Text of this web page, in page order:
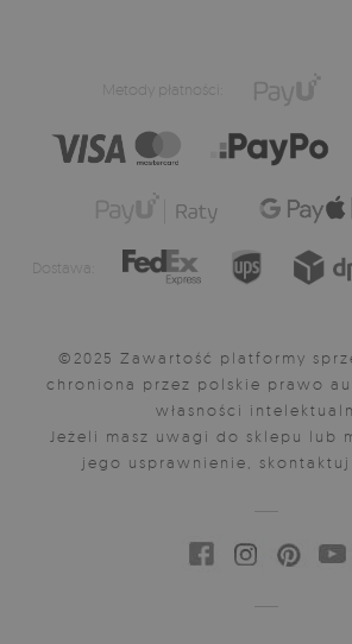
Metody płatności:
Dostawa:
©2025 Zawartość platformy
chroniona przez polskie prawo
własności
Jeżeli masz uwagi do sklepu lub
jego usprawnienie, skontaktuj